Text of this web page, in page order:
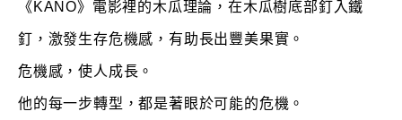
《KANO》電影裡的木瓜理論，在木瓜樹底部釘入鐵
釘，激發生存危機感，有助長出豐美果實。
危機感，使人成長。
他的每一步轉型，都是著眼於可能的危機。